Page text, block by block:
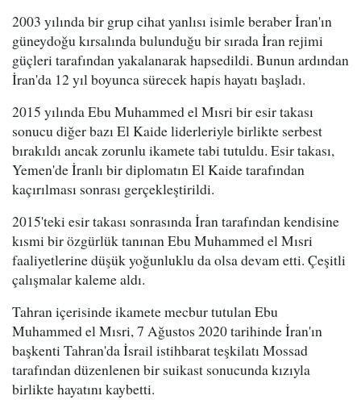
2003 yılında bir grup cihat yanlısı isimle beraber İran'ın
güneydoğu kırsalında bulunduğu bir sırada İran rejimi
güçleri tarafından yakalanarak hapsedildi. Bunun ardından
İran'da 12 yıl boyunca sürecek hapis hayatı başladı.
2015 yılında Ebu Muhammed el Mısri bir esir takası
sonucu diğer bazı El Kaide liderleriyle birlikte serbest
bırakıldı ancak zorunlu ikamete tabi tutuldu. Esir takası,
Yemen'de İranlı bir diplomatın El Kaide tarafından
kaçırılması sonrası gerçekleştirildi.
2015'teki esir takası sonrasında İran tarafından kendisine
kısmi bir özgürlük tanınan Ebu Muhammed el Mısri
faaliyetlerine düşük yoğunluklu da olsa devam etti. Çeşitli
çalışmalar kaleme aldı.
Tahran içerisinde ikamete mecbur tutulan Ebu
Muhammed el Mısri, 7 Ağustos 2020 tarihinde İran'ın
başkenti Tahran'da İsrail istihbarat teşkilatı Mossad
tarafından düzenlenen bir suikast sonucunda kızıyla
birlikte hayatını kaybetti.